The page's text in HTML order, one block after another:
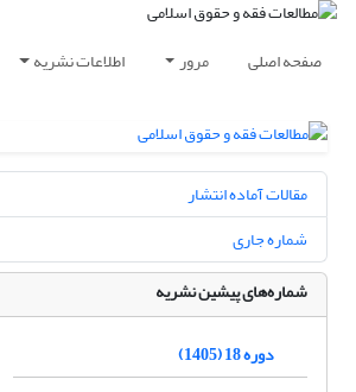
صفحه اصلی مرور اطلاعات نشریه
مقالات آماده انتشار
شماره جاری
شماره‌های پیشین نشریه
دوره 18 (1405)